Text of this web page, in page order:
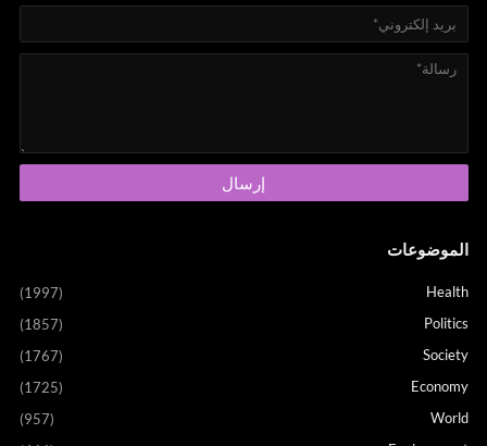
الموضوعات
Health
(1997)
Politics
(1857)
Society
(1767)
Economy
(1725)
World
(957)